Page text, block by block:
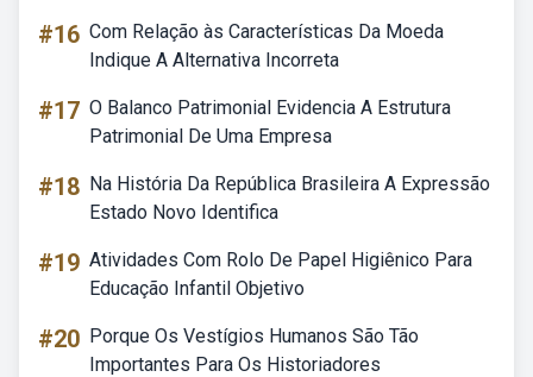
#16 Com Relação às Características Da Moeda
Indique A Alternativa Incorreta
#17 O Balanco Patrimonial Evidencia A Estrutura
Patrimonial De Uma Empresa
#18 Na História Da República Brasileira A Expressão
Estado Novo Identifica
#19 Atividades Com Rolo De Papel Higiênico Para
Educação Infantil Objetivo
#20 Porque Os Vestígios Humanos São Tão
Importantes Para Os Historiadores